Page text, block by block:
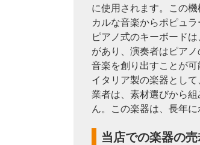
に使用されます。この
カルな音楽からポピュ
ピアノ式のキーボード
があり、演奏者はピア
音楽を創り出すことが可
イタリア製の楽器とし
業者は、素材選びから
ん。この楽器は、長年
当店での楽器の